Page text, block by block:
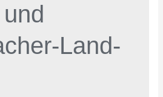
Land-